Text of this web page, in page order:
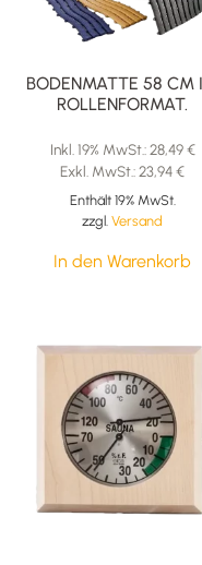
BODENMATTE 58 CM
ROLLENFORMAT.
Inkl. 19% MwSt.:28,49€
Exkl. MwSt.:23,94€
Enthält 19% MwSt.
zzgl. Versand
In den Warenkorb